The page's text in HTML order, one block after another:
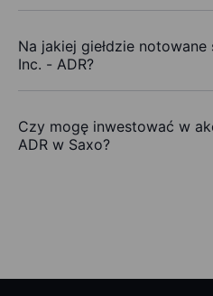
Na jakiej giełdzie
Inc. - ADR?
Czy mogę inwestować w
ADR w Saxo?